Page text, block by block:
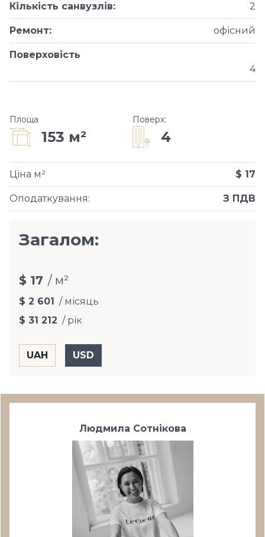
Кількість санвузлів: 2
Ремонт: офісний
Поверховість
4
Площа
153 м²
Поверх:
4
Оподаткування: З ПДВ
Ціна м² $ 17
Загалом:
$ 17 / м²
$ 2 601 / місяць
$ 31 212 / рік
Людмила Сотнікова